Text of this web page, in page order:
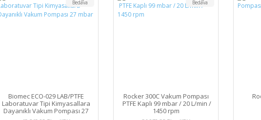
Bedava
Biomec ECO-029 LAB/PTFE
Laboratuvar Tipi Kimyasallara
Dayanıklı Vakum Pompası 27
mbar
Bedava
Rocker 300C Vakum Pompası
PTFE Kaplı 99 mbar / 20 L/min /
1450 rpm